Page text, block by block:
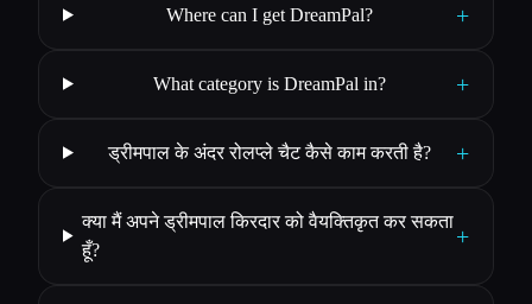
Where can I get DreamPal? +
What category is DreamPal in? +
ड्रीमपाल के अंदर रोलप्ले चैट कैसे काम करती है? +
क्या मैं अपने ड्रीमपाल किरदार को वैयक्तिकृत कर सकता
हूँ?
+